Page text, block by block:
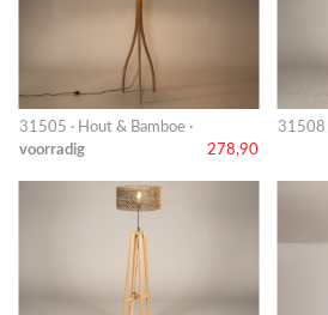
31505 · Hout & Bamboe ·
voorradig
278,90
31508